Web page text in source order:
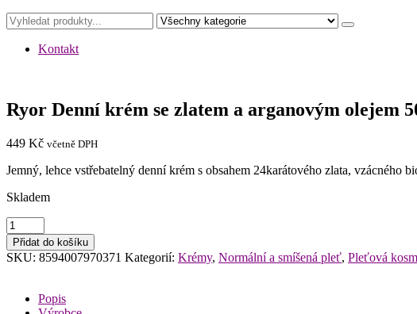
Kontakt
Ryor Denní krém se zlatem a arganovým olejem
449 Kč včetně DPH
Jemný, lehce vstřebatelný denní krém s obsahem 24karátového zlata,
Skladem
Ryor
Denní
krém
se
arganovým
Přidat do košíku
SKU: 8594007970371 Kategorií: Krémy, Normální a smíšená pleť, Pleťová
Popis